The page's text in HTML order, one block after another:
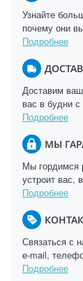
Узнайте
почему они
Подробнее
Доставим
вас в будни
Подробнее
МЫ
Мы гордимся
устроит вас,
Подробнее
Связаться с
e-mail,
Подробнее